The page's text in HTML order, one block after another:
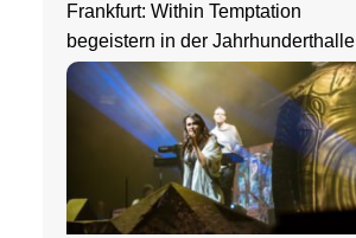
Frankfurt: Within Temptation
begeistern in der Jahrhunderthalle